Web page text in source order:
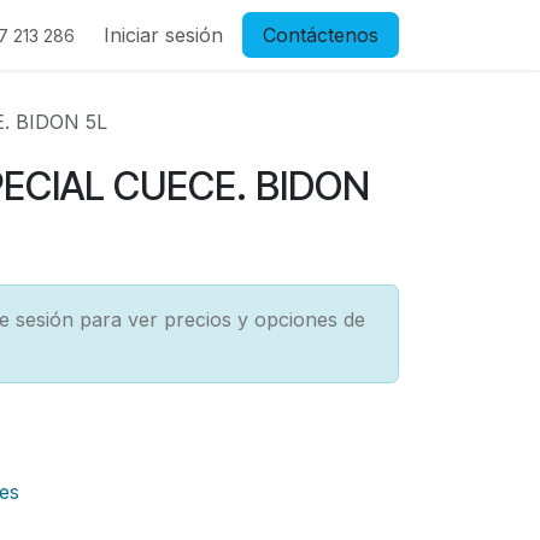
213 286 Iniciar sesión Contáctenos
BIDON 5L
CUECE. BIDON
sesión para ver precios y opciones de